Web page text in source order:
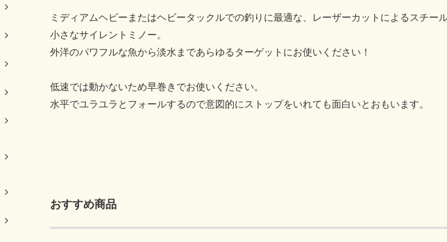
ミディアムヘビーまたはヘビータックルでの釣りに最適な、レーザーカットによるスチ
小さなサイレントミノー。
外洋のパワフルな魚から淡水まであらゆるターゲットにお使いください！
低速では動かないため早巻きでお使いください。
水平でユラユラとフォールするので意図的にストップをいれても面白いとおもいます。
おすすめ商品